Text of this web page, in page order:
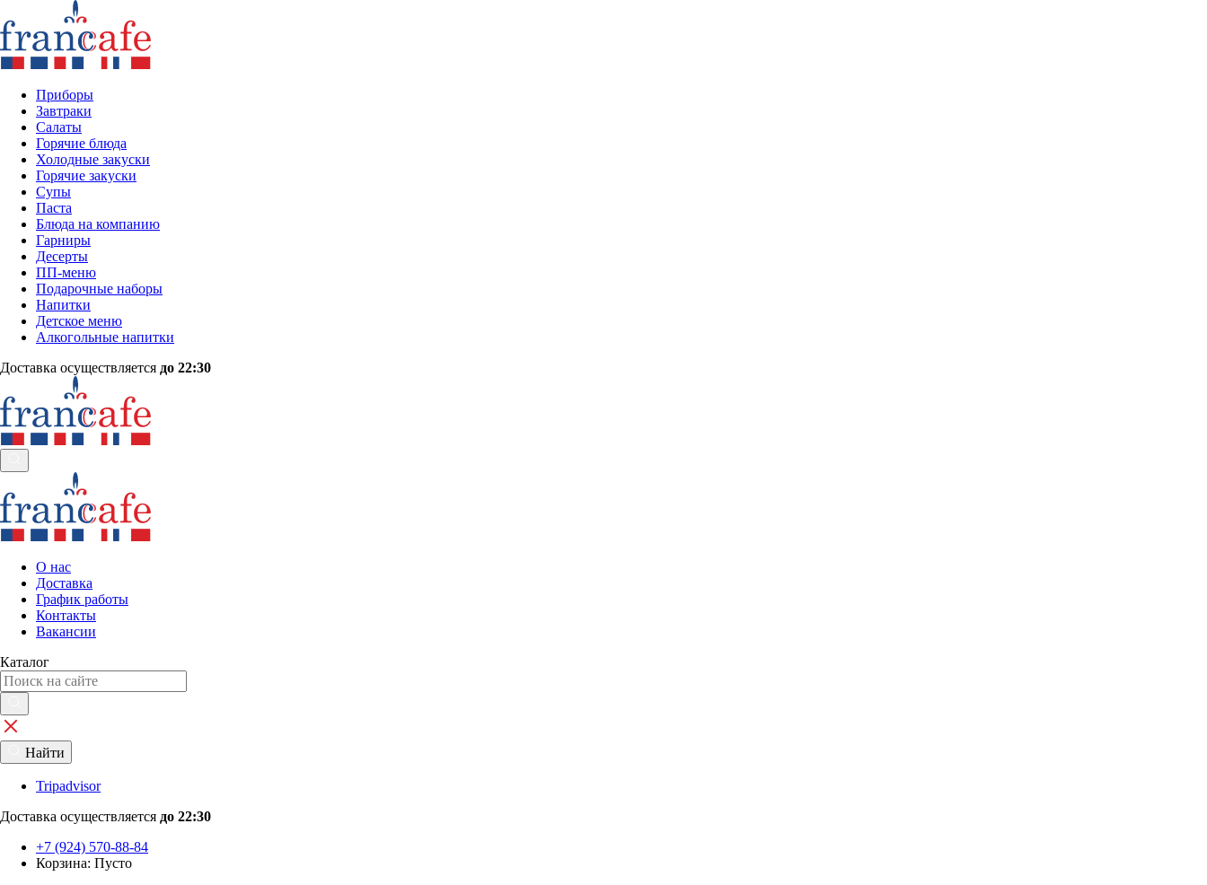
Приборы
Завтраки
Салаты
Горячие блюда
Холодные закуски
Горячие закуски
Супы
Паста
Блюда на компанию
Гарниры
Десерты
ПП-меню
Подарочные наборы
Напитки
Детское меню
Алкогольные напитки
Доставка осуществляется до 22:30
О нас
Доставка
График работы
Контакты
Вакансии
Каталог
Найти
Tripadvisor
Доставка осуществляется до 22:30
+7 (924) 570-88-84
Корзина: Пусто